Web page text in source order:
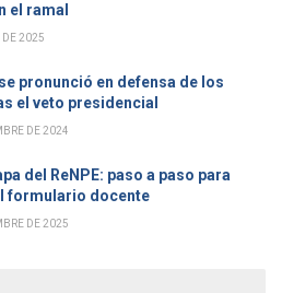
el ramal
DE 2025
pronunció en defensa de los
el veto presidencial
DE 2024
del ReNPE: paso a paso para
formulario docente
DE 2025